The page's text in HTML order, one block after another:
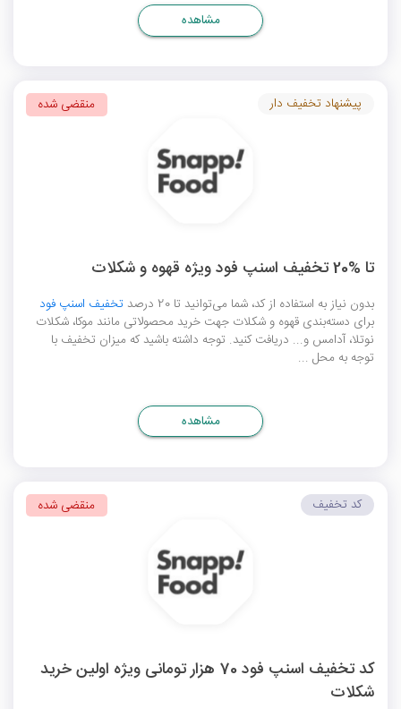
مشاهده
تا %20 تخفیف اسنپ فود ویژه قهوه و شکلات
بدون نیاز به استفاده از کد، شما می‌توانید تا 20 درصد
تخفیف اسنپ فود
برای دسته‌بندی قهوه و شکلات جهت خرید محصولاتی مانند موکا، شکلات
نوتلا، آدامس و... دریافت کنید. توجه داشته باشید که میزان تخفیف با
توجه به محل ...
پیشنهاد تخفیف دار منقضی شده
مشاهده
کد تخفیف اسنپ فود 70 هزار تومانی ویژه اولین خرید
شکلات
کد تخفیف منقضی شده